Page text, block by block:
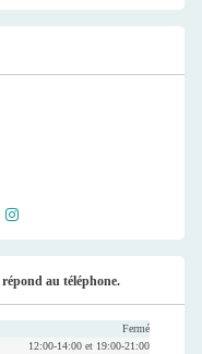
ram
au téléphone.
Fermé
12:00-14:00 et 19:00-21:00